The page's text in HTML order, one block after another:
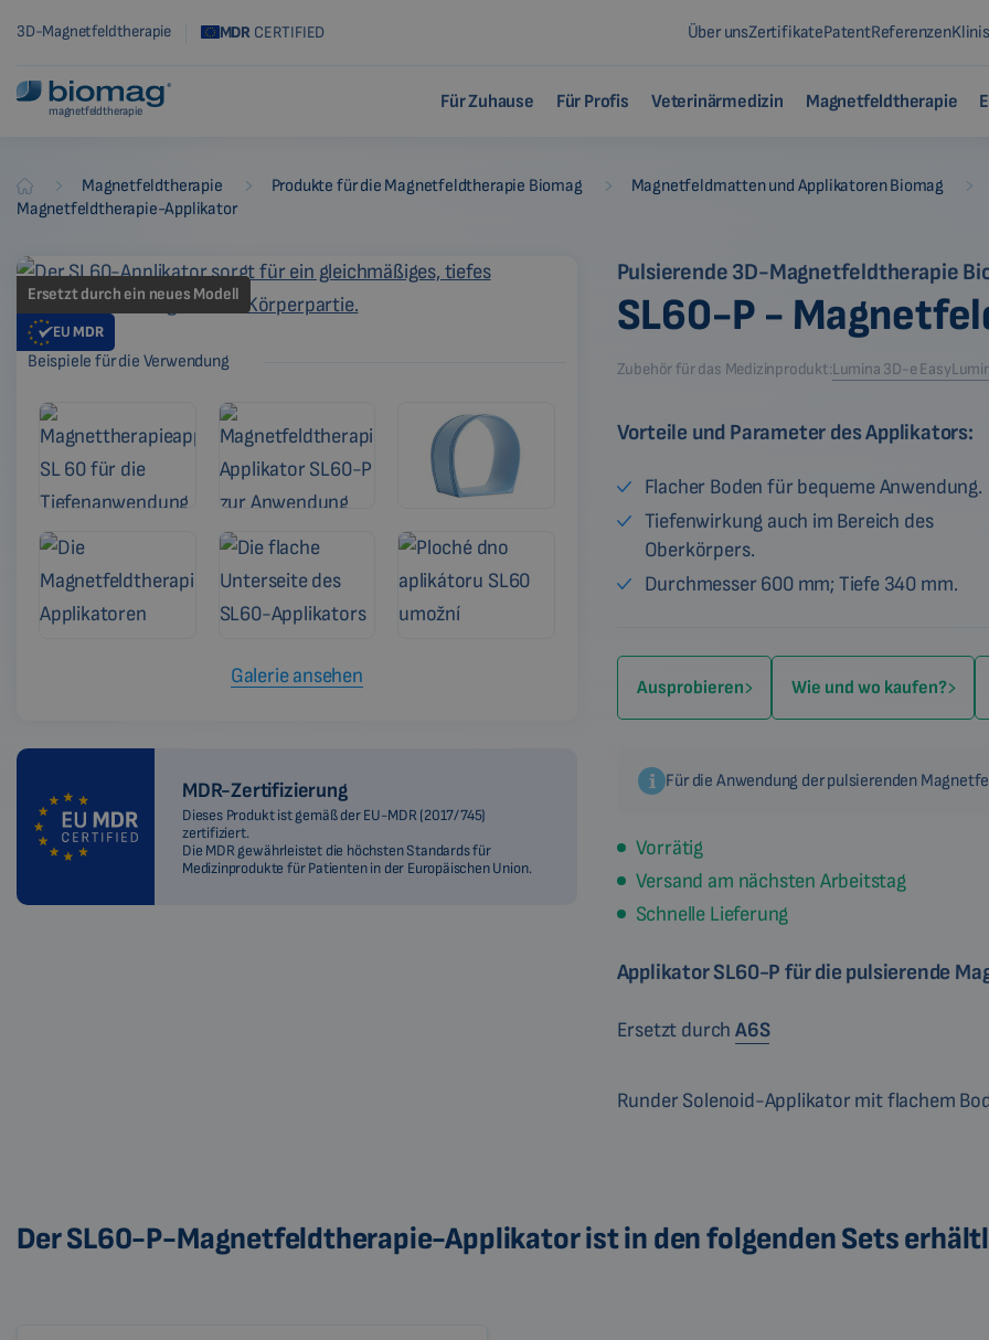
3D-Magnetfeldtherapie MDR CERTIFIED Über unsZertifikatePatentReferenzen
magnetfeldtherapie Für Zuhause Für Profis Veterinärmedizin Magnetfeldtherapie
Biomag Magnetfeldtherapie Produkte für die Magnetfeldtherapie Biomag Magnetfeldmatten und Applikatoren Biomag
Magnetfeldtherapie-Applikator
Ersetzt durch ein neues Modell
EUMDR
Beispiele für die Verwendung
Galerie ansehen
MDR-Zertifizierung
Dieses Produkt ist gemäß der EU-MDR (2017/745)
zertifiziert.
Die MDR gewährleistet die höchsten Standards für
Medizinprodukte für Patienten in der Europäischen Union.
Pulsierende 3D-Magnetfeldtherapie
SL60-P -
Zubehör für das Medizinprodukt:Lumina 3D-e Easy
Vorteile und Parameter des Applikators:
Flacher Boden für bequeme Anwendung.
Tiefenwirkung auch im Bereich des
Oberkörpers.
Durchmesser 600 mm; Tiefe 340 mm.
Ausprobieren Wie und wo kaufen?
Für die Anwendung der pulsierenden
Vorrätig
Versand am nächsten Arbeitstag
Schnelle Lieferung
Applikator SL60-P für die pulsierende
Ersetzt durch A6S
Runder Solenoid-Applikator mit flachem
Der SL60-P-Magnetfeldtherapie-Applikator ist in den folgenden Sets